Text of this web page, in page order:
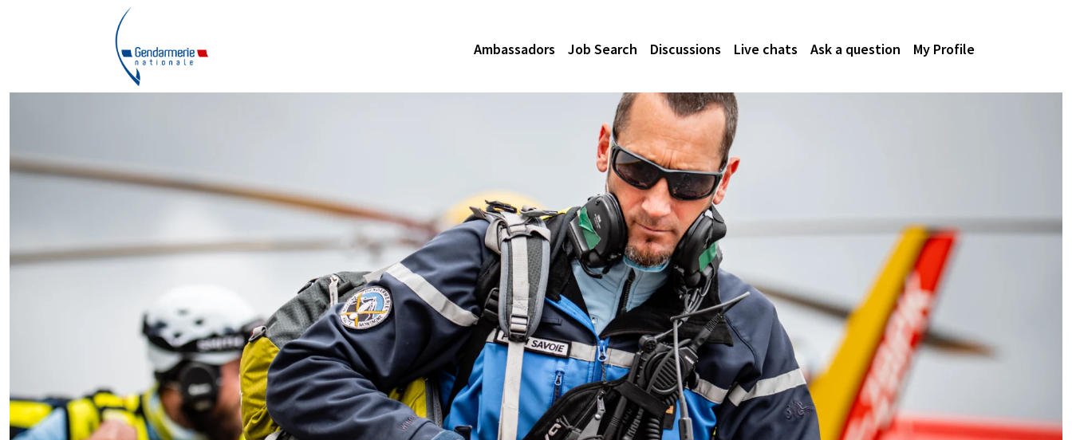
Ambassadors Job Search Discussions Live chats Ask a question My Profile